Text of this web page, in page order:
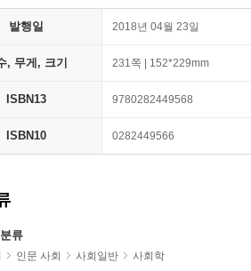
발행일 2018년 04월 23일
, 무게, 크기 231쪽 | 152*229mm
ISBN13 9780282449568
ISBN10 0282449566
류
인문 사회 사회일반 사회학